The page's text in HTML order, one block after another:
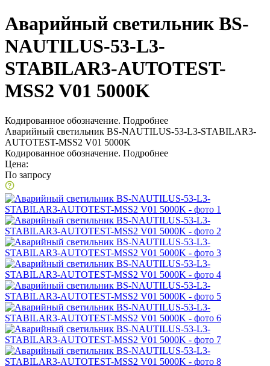
Аварийный светильник BS-
NAUTILUS-53-L3-
STABILAR3-AUTOTEST-
MSS2 V01 5000K
Кодированное обозначение. Подробнее
Аварийный светильник BS-NAUTILUS-53-L3-STABILAR3-
AUTOTEST-MSS2 V01 5000K
Кодированное обозначение. Подробнее
Цена:
По запросу